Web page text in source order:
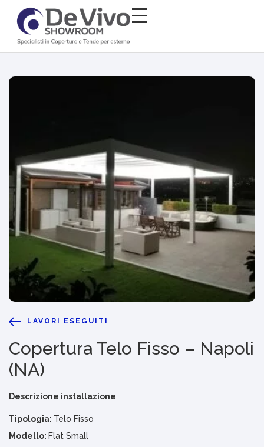
LAVORI ESEGUITI
Copertura Telo Fisso – Napoli
(NA)
Descrizione installazione
Tipologia: Telo Fisso
Modello: Flat Small